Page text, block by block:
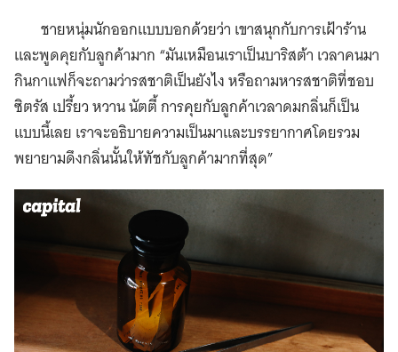
ชายหนุ่มนักออกแบบบอกด้วยว่า เขาสนุกกับการเฝ้าร้าน
และพูดคุยกับลูกค้ามาก “มันเหมือนเราเป็นบาริสต้า เวลาคนมา
กินกาแฟก็จะถามว่ารสชาติเป็นยังไง หรือถามหารสชาติที่ชอบ
ซิตรัส เปรี้ยว หวาน นัตตี้ การคุยกับลูกค้าเวลาดมกลิ่นก็เป็น
แบบนี้เลย เราจะอธิบายความเป็นมาและบรรยากาศโดยรวม
พยายามดึงกลิ่นนั้นให้ทัชกับลูกค้ามากที่สุด”